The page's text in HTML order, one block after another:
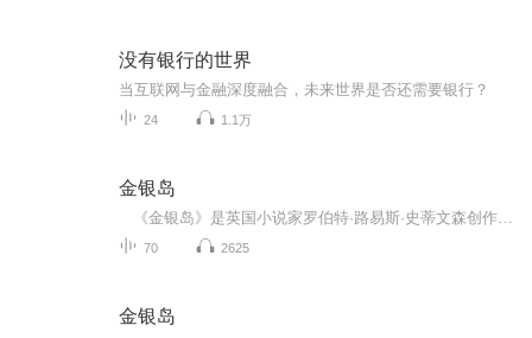
没有银行的世界
当互联网与金融深度融合，未来世界是否还需要银行？
24 1.1万
金银岛
70 2625
金银岛